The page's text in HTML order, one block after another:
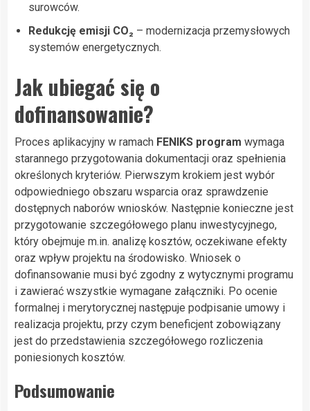
surowców.
Redukcję emisji CO₂ – modernizacja przemysłowych
systemów energetycznych.
Jak ubiegać się o
dofinansowanie?
Proces aplikacyjny w ramach FENIKS program wymaga
starannego przygotowania dokumentacji oraz spełnienia
określonych kryteriów. Pierwszym krokiem jest wybór
odpowiedniego obszaru wsparcia oraz sprawdzenie
dostępnych naborów wniosków. Następnie konieczne jest
przygotowanie szczegółowego planu inwestycyjnego,
który obejmuje m.in. analizę kosztów, oczekiwane efekty
oraz wpływ projektu na środowisko. Wniosek o
dofinansowanie musi być zgodny z wytycznymi programu
i zawierać wszystkie wymagane załączniki. Po ocenie
formalnej i merytorycznej następuje podpisanie umowy i
realizacja projektu, przy czym beneficjent zobowiązany
jest do przedstawienia szczegółowego rozliczenia
poniesionych kosztów.
Podsumowanie